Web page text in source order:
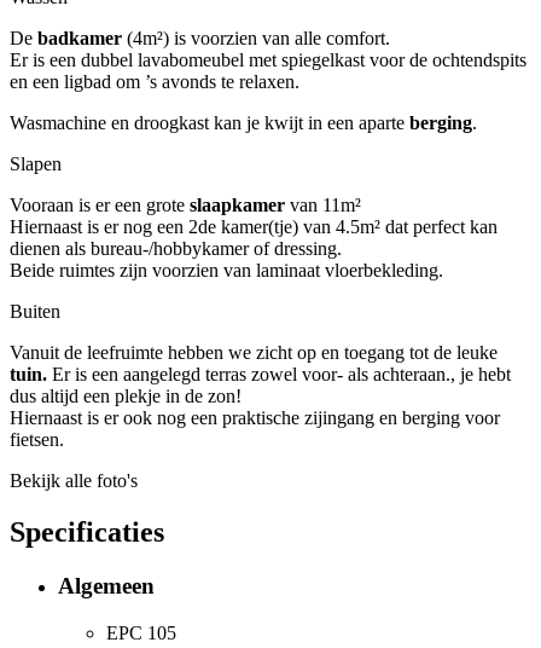
De badkamer (4m²) is voorzien van alle comfort.
Er is een dubbel lavabomeubel met spiegelkast voor de ochtendspits
en een ligbad om ’s avonds te relaxen.
Wasmachine en droogkast kan je kwijt in een aparte berging.
Slapen
Vooraan is er een grote slaapkamer van 11m²
Hiernaast is er nog een 2de kamer(tje) van 4.5m² dat perfect kan
dienen als bureau-/hobbykamer of dressing.
Beide ruimtes zijn voorzien van laminaat vloerbekleding.
Buiten
Vanuit de leefruimte hebben we zicht op en toegang tot de leuke
tuin. Er is een aangelegd terras zowel voor- als achteraan., je hebt
dus altijd een plekje in de zon!
Hiernaast is er ook nog een praktische zijingang en berging voor
fietsen.
Bekijk alle foto's
Specificaties
Algemeen
EPC 105